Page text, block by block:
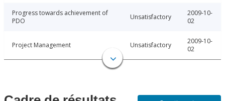
Progress towards achievement of
PDO
Unsatisfactory
2009-10-
02
Project Management Unsatisfactory
2009-10-
02